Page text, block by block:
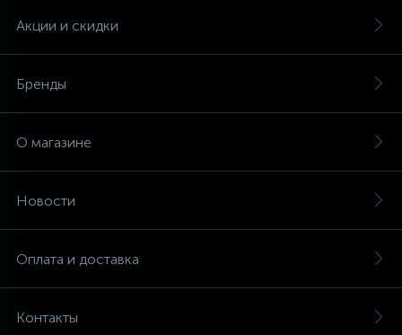
Акции и скидки
Бренды
О магазине
Новости
Оплата и доставка
Контакты